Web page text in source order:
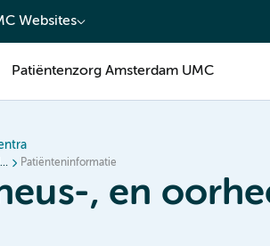
Websites
Patiëntenzorg Amsterdam UMC
Keel-, neus-, en oorheelkunde Patiënteninformatie
, en